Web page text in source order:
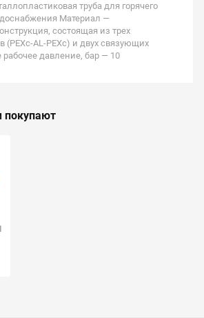
труба для горячего
Материал —
состоящая из трех
(PEXc-AL-PEXc) и двух связующих
давление, бар — 10
покупают